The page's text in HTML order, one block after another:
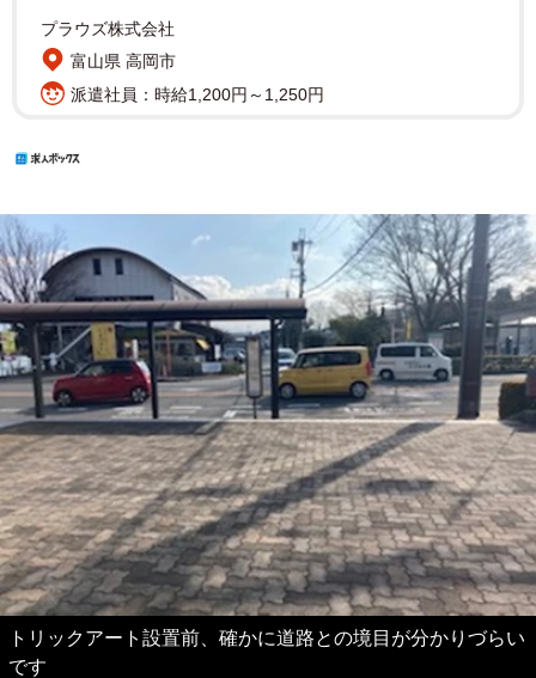
プラウズ株式会社
富山県 高岡市
派遣社員：時給1,200円～1,250円
トリックアート設置前、確かに道路との境目が分かりづらい
です